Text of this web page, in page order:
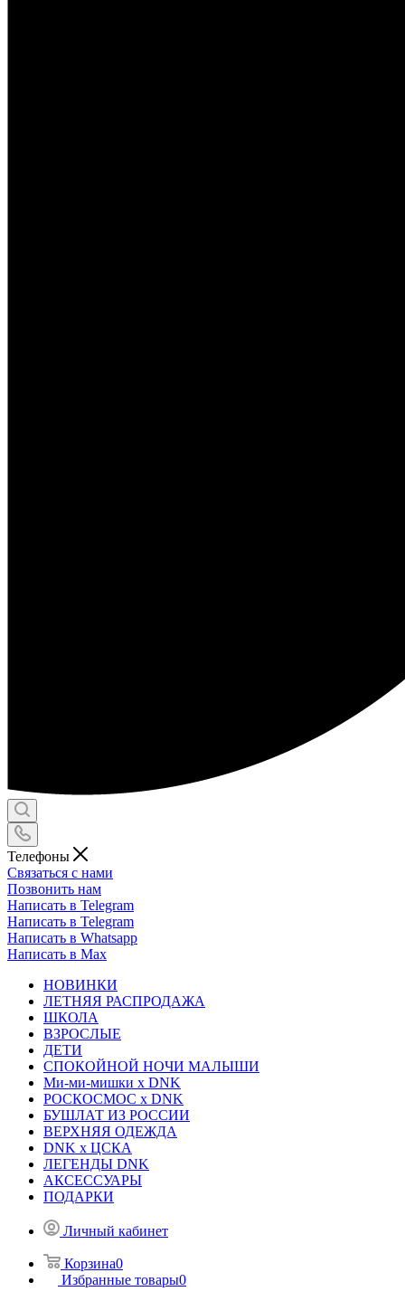
Телефоны
Связаться с нами
Позвонить нам
Написать в Telegram
Написать в Telegram
Написать в Whatsapp
Написать в Max
НОВИНКИ
ЛЕТНЯЯ РАСПРОДАЖА
ШКОЛА
ВЗРОСЛЫЕ
ДЕТИ
СПОКОЙНОЙ НОЧИ МАЛЫШИ
Ми-ми-мишки x DNK
РОСКОСМОС x DNK
БУШЛАТ ИЗ РОССИИ
ВЕРХНЯЯ ОДЕЖДА
DNK x ЦСКА
ЛЕГЕНДЫ DNK
АКСЕССУАРЫ
ПОДАРКИ
Личный кабинет
Корзина0
Избранные товары0